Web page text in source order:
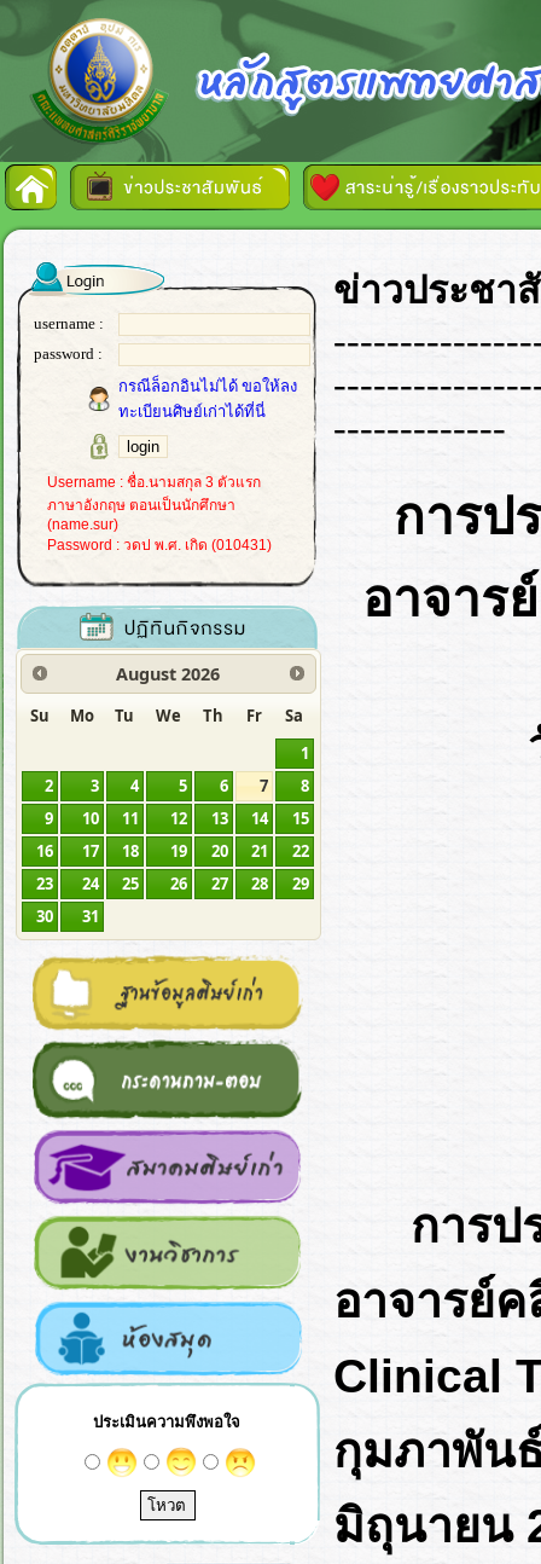
username :
password :
กรณีล็อกอินไม่ได้ ขอให้ลง
ทะเบียนศิษย์เก่าได้ที่นี่
Username : ชื่อ.นามสกุล 3 ตัวแรก
ภาษาอังกฤษ ตอนเป็นนักศึกษา
(name.sur)
Password : วดป พ.ศ. เกิด (010431)
August 2026
Su Mo Tu We Th Fr
Sa
1
2
3 4 5 6 7
8
9
10 11 12 13 14
15
16
17 18 19 20 21
22
23
24 25 26 27 28
29
30
31
ประเมินความพึงพอใจ
ข่าวประชา
-------------
การป
อาจาร
การป
อาจารย์
Clinical
กุมภาพัน
มิถุนายน